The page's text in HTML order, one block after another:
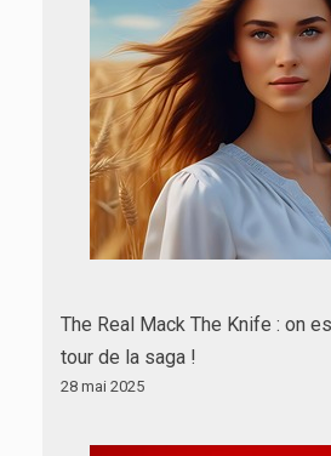
The Real Mack The Knife : on
tour de la saga !
28 mai 2025